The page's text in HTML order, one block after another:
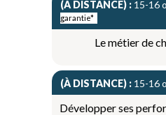
(À DISTANCE) : 15-16
garantie*
Le métier de
(À DISTANCE) : 15-16
Développer ses